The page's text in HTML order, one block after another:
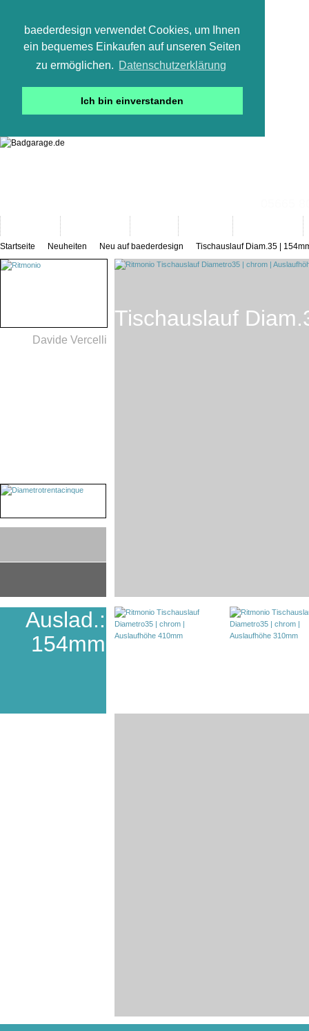
baederdesign verwendet Cookies, um Ihnen
ein bequemes Einkaufen auf unseren Seiten
zu ermöglichen. Datenschutzerklärung
Ich bin einverstanden
Startseite Neuheiten Neu auf baederdesign Tischauslauf Diam.35 |
Davide Vercelli
Auslad.:
154mm
Tischauslauf